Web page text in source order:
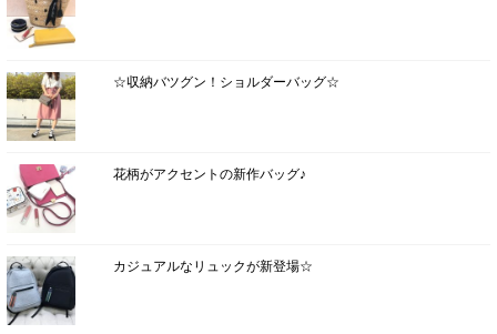
☆収納バツグン！ショルダーバッグ☆
花柄がアクセントの新作バッグ♪
カジュアルなリュックが新登場☆